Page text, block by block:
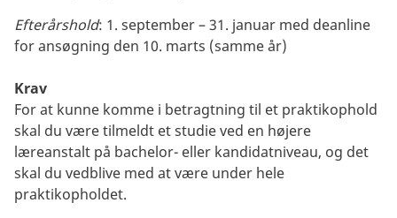
Efterårshold: 1. september – 31. januar med deanline
for ansøgning den 10. marts (samme år)
Krav
For at kunne komme i betragtning til et praktikophold
skal du være tilmeldt et studie ved en højere
læreanstalt på bachelor- eller kandidatniveau, og det
skal du vedblive med at være under hele
praktikopholdet.